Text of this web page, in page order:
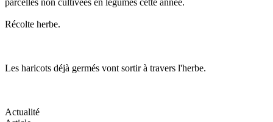
Récolte herbe.
Les haricots déjà germés vont sortir à travers l'herbe.
Actualité